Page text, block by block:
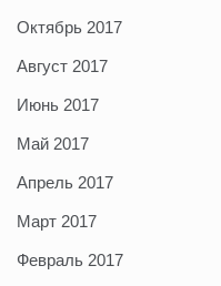
Октябрь 2017
Август 2017
Июнь 2017
Май 2017
Апрель 2017
Март 2017
Февраль 2017